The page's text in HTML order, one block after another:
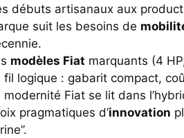
débuts artisanaux aux
suit les besoins de
modèles Fiat marquants (4
fil logique : gabarit compact,
modernité Fiat se lit dans
pragmatiques d’innovation